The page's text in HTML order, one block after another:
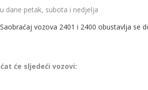
dane petak, subota i nedjelja
vozova 2401 i 2400 obustavlja se
će sljedeći vozovi: